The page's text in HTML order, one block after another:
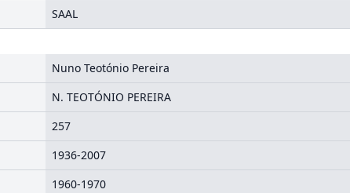
SAAL
Nuno Teotónio Pereira
N. TEOTÓNIO PEREIRA
257
1936-2007
1960-1970